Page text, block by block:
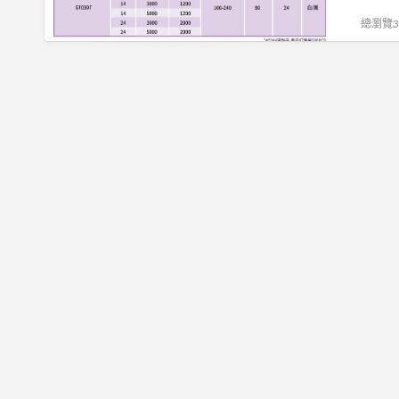
總瀏覽